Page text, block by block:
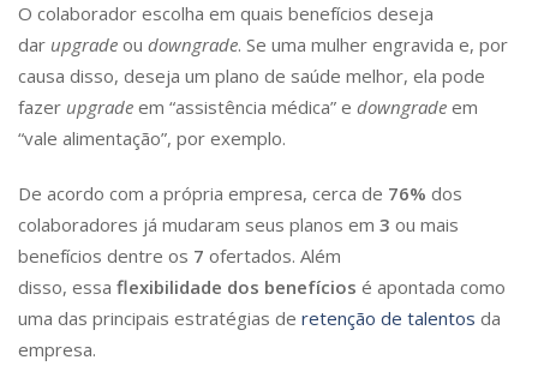
O colaborador escolha em quais benefícios deseja
dar upgrade ou downgrade. Se uma mulher engravida e, por
causa disso, deseja um plano de saúde melhor, ela pode
fazer upgrade em “assistência médica” e downgrade em
“vale alimentação”, por exemplo.
De acordo com a própria empresa, cerca de 76% dos
colaboradores já mudaram seus planos em 3 ou mais
benefícios dentre os 7 ofertados. Além
disso, essa flexibilidade dos benefícios é apontada como
uma das principais estratégias de retenção de talentos da
empresa.